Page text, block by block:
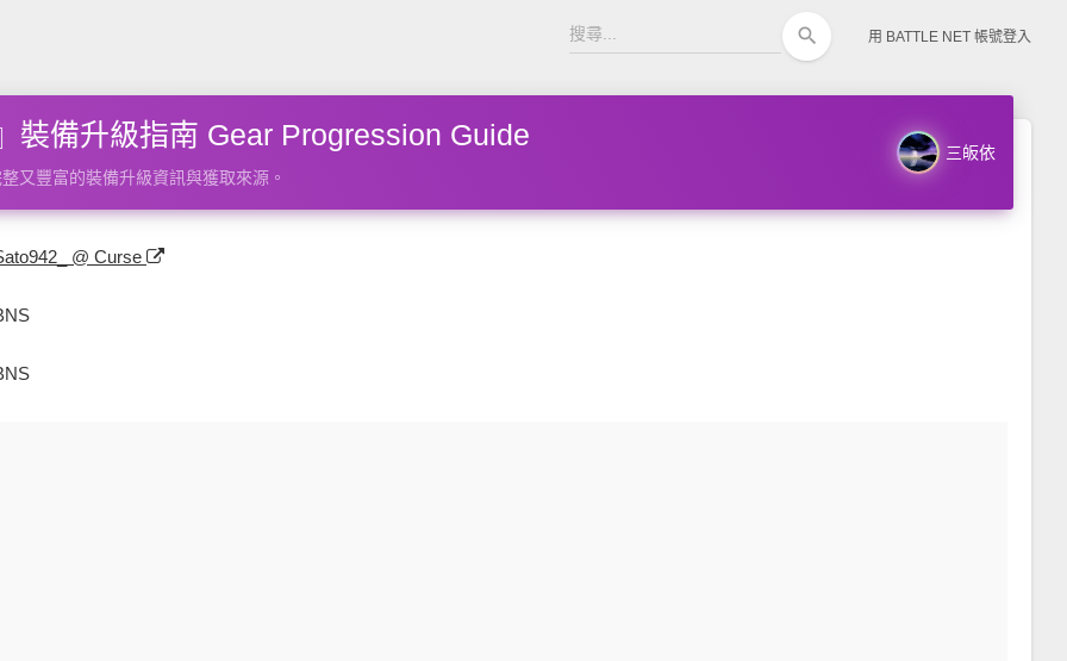
search 用 BATTLE NET 帳號登入
裝備升級指南 Gear Progression Guide
又豐富的裝備升級資訊與獲取來源。
三皈依
@ Curse